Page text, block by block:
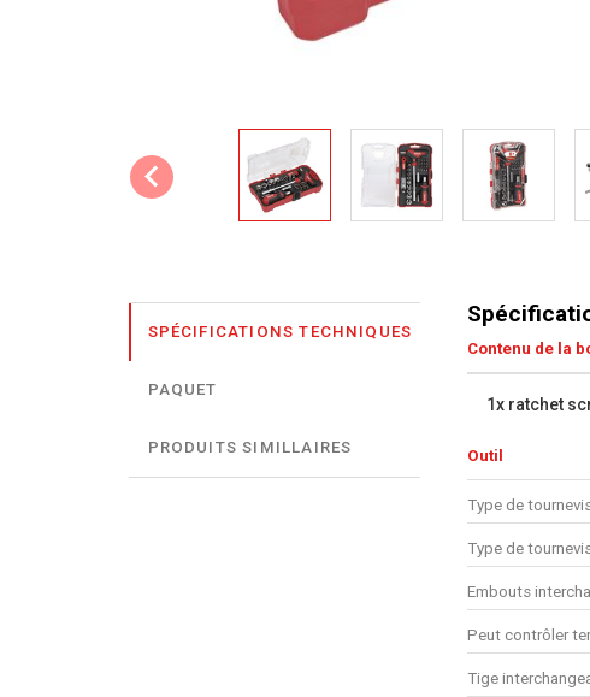
SPÉCIFICATIONS TECHNIQUES
PAQUET
PRODUITS SIMILLAIRES
Contenu de la
1x ratchet
Outil
Type de
Type de
Embouts
Peut contrôler
Tige